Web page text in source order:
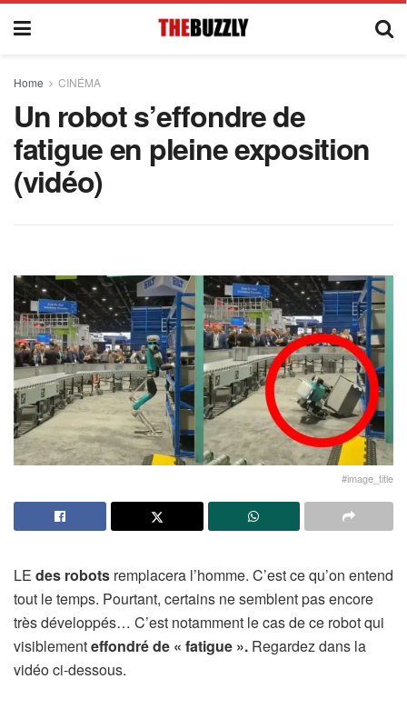
Home CINÉMA
Un robot s’effondre de
fatigue en pleine exposition
(vidéo)
#image_title
LE des robots remplacera l’homme. C’est ce qu’on entend
tout le temps. Pourtant, certains ne semblent pas encore
très développés… C’est notamment le cas de ce robot qui
visiblementeffondré de « fatigue ». Regardez dans la
vidéo ci-dessous.